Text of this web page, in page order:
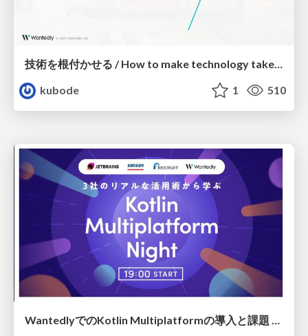
技術を根付かせる / How to make technology take root
kubode
1 510
WantedlyでのKotlin Multiplatformの導入と課題 / Kotlin Multiplatform Implementation and Challenges at Wantedly